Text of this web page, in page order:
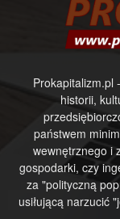
Prokapitalizm.pl
historii,
państwem
wewnętrznego i
gospodarki, czy
za "polityczną
usiłującą narzucić